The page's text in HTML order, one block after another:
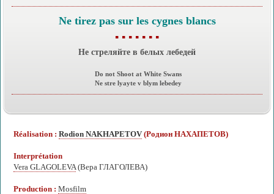
Ne tirez pas sur les cygnes blancs
▪ ▪ ▪ ▪ ▪ ▪ ▪
Не стреляйте в белых лебедей
Do not Shoot at White Swans
Ne stre lyayte v blym lebedey
Réalisation : Rodion NAKHAPETOV (Родион НАХАПЕТОВ)
Interprétation
Vera GLAGOLEVA (Вера ГЛАГОЛЕВА)
Production : Mosfilm